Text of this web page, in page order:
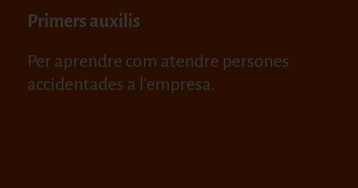
CercaPrimers auxilis
Per aprendre com atendre persones
accidentades a l'empresa.